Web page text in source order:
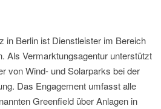
in Berlin ist Dienstleister im Bereich
Als Vermarktungsagentur unterstützt
von Wind- und Solarparks bei der
Das Engagement umfasst alle
Greenfield über Anlagen in